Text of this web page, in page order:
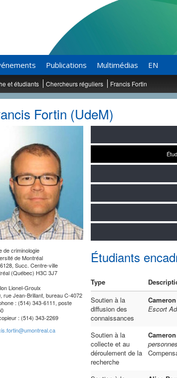
Publications Multimédias EN
et étudiants Chercheurs réguliers Francis Fortin
Fortin (UdeM)
de criminologie
de Montréal
Succ. Centre-ville
(Québec) H3C 3J7
Lionel-Groulx
rue Jean-Brillant, bureau C-4072
: (514) 343-6111, poste
: (514) 343-2269
Étudiants
Type
Soutien à la
diffusion des
connaissances
Escort
Soutien à la
collecte et au
déroulement de la
recherche